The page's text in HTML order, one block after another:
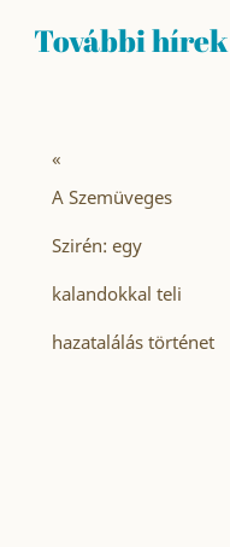
További hírek
«
A Szemüveges
Szirén: egy
kalandokkal teli
hazatalálás történet